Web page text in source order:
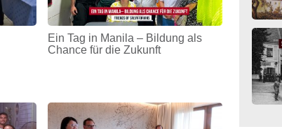
Ein Tag in Manila – Bildung als
Chance für die Zukunft